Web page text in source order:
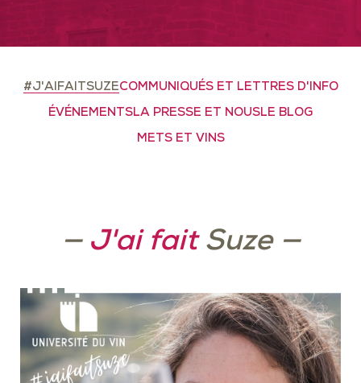
#J'AIFAITSUZECOMMUNIQUÉS ET LETTRES D'INFO
ÉVÉNEMENTSLA PRESSE ET NOUSLE BLOG
METS ET VINS
—J'ai fait Suze —